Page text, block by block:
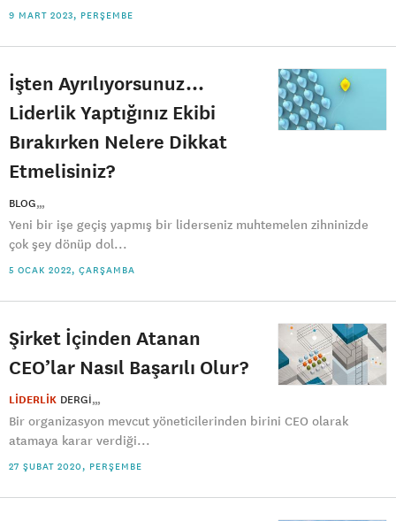
9 MART 2023, PERŞEMBE
İşten Ayrılıyorsunuz...
Liderlik Yaptığınız Ekibi
Bırakırken Nelere Dikkat
Etmelisiniz?
BLOG
Yeni bir işe geçiş yapmış bir liderseniz muhtemelen zihninizde
çok şey dönüp dol...
5 OCAK 2022, ÇARŞAMBA
Şirket İçinden Atanan
CEO’lar Nasıl Başarılı Olur?
LİDERLİK DERGI
Bir organizasyon mevcut yöneticilerinden birini CEO olarak
atamaya karar verdiği...
27 ŞUBAT 2020, PERŞEMBE